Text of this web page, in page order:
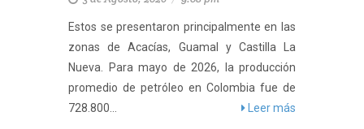
Estos se presentaron principalmente en las
zonas de Acacías, Guamal y Castilla La
Nueva. Para mayo de 2026, la producción
promedio de petróleo en Colombia fue de
728.800...
Leer más